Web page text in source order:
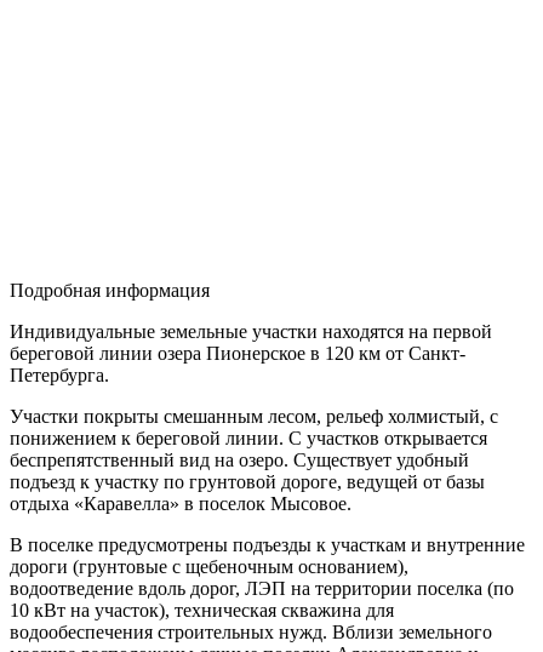
Подробная информация
Индивидуальные земельные участки находятся на первой
береговой линии озера Пионерское в 120 км от Санкт-
Петербурга.
Участки покрыты смешанным лесом, рельеф холмистый, с
понижением к береговой линии. С участков открывается
беспрепятственный вид на озеро. Существует удобный
подъезд к участку по грунтовой дороге, ведущей от базы
отдыха «Каравелла» в поселок Мысовое.
В поселке предусмотрены подъезды к участкам и внутренние
дороги (грунтовые с щебеночным основанием),
водоотведение вдоль дорог, ЛЭП на территории поселка (по
10 кВт на участок), техническая скважина для
водообеспечения строительных нужд. Вблизи земельного